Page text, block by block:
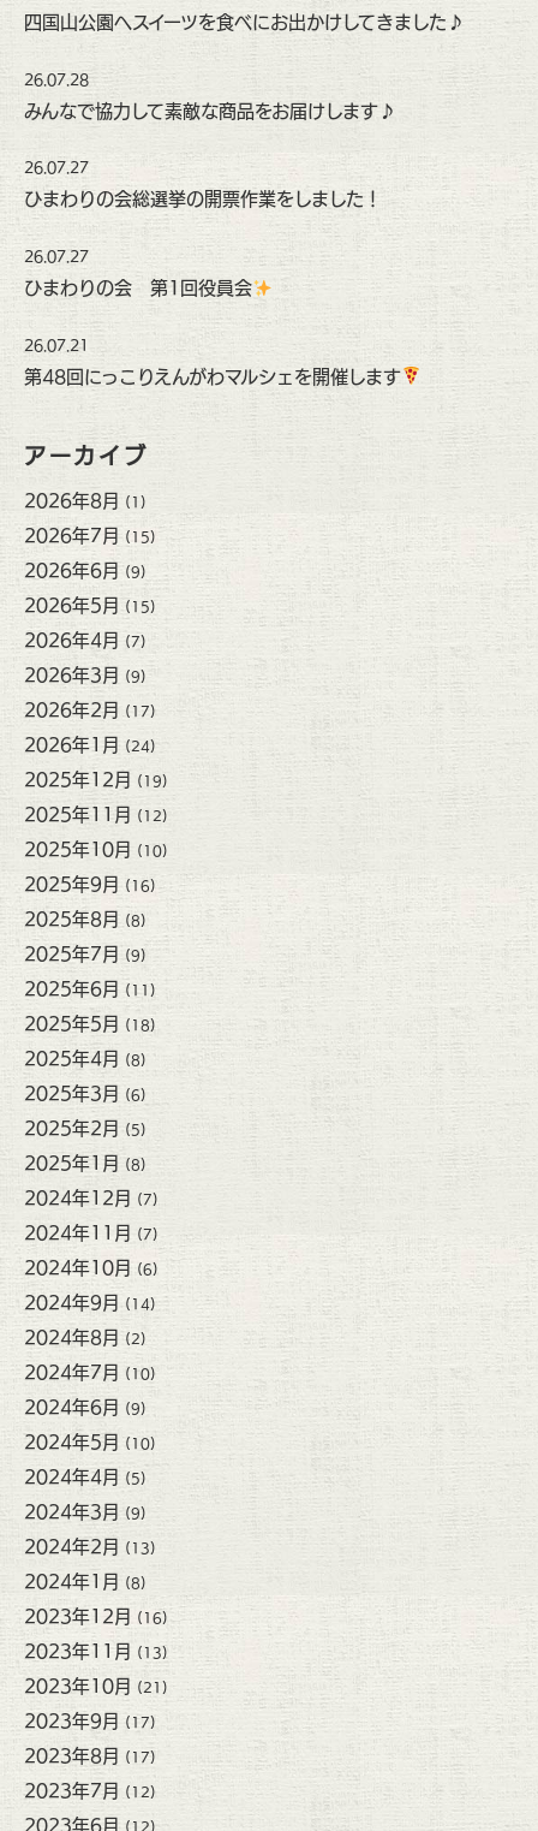
四国山公園へスイーツを食べにお出かけしてきました♪
26.07.28
みんなで協力して素敵な商品をお届けします♪
26.07.27
ひまわりの会総選挙の開票作業をしました！
26.07.27
ひまわりの会 第1回役員会
26.07.21
第48回にっこりえんがわマルシェを開催します
アーカイブ
2026年8月 (1)
2026年7月 (15)
2026年6月 (9)
2026年5月 (15)
2026年4月 (7)
2026年3月 (9)
2026年2月 (17)
2026年1月 (24)
2025年12月 (19)
2025年11月 (12)
2025年10月 (10)
2025年9月 (16)
2025年8月 (8)
2025年7月 (9)
2025年6月 (11)
2025年5月 (18)
2025年4月 (8)
2025年3月 (6)
2025年2月 (5)
2025年1月 (8)
2024年12月 (7)
2024年11月 (7)
2024年10月 (6)
2024年9月 (14)
2024年8月 (2)
2024年7月 (10)
2024年6月 (9)
2024年5月 (10)
2024年4月 (5)
2024年3月 (9)
2024年2月 (13)
2024年1月 (8)
2023年12月 (16)
2023年11月 (13)
2023年10月 (21)
2023年9月 (17)
2023年8月 (17)
2023年7月 (12)
2023年6月 (12)